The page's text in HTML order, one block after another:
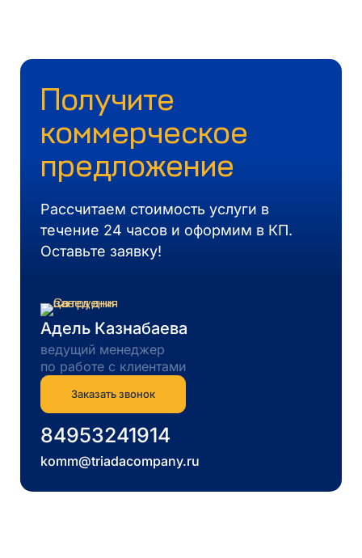
Получите
коммерческое
предложение
Рассчитаем стоимость услуги в
течение 24 часов и оформим в КП.
Оставьте заявку!
Адель Казнабаева
ведущий менеджер
по работе с клиентами
Заказать звонок
84953241914
komm@triadacompany.ru